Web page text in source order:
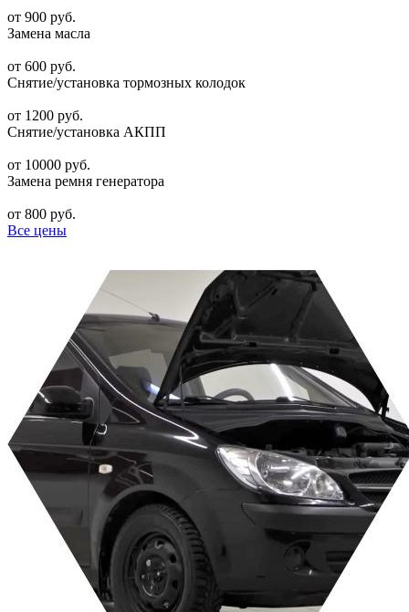
от 900 руб.
Замена масла
от 600 руб.
Снятие/установка тормозных колодок
от 1200 руб.
Снятие/установка АКПП
от 10000 руб.
Замена ремня генератора
от 800 руб.
Все цены